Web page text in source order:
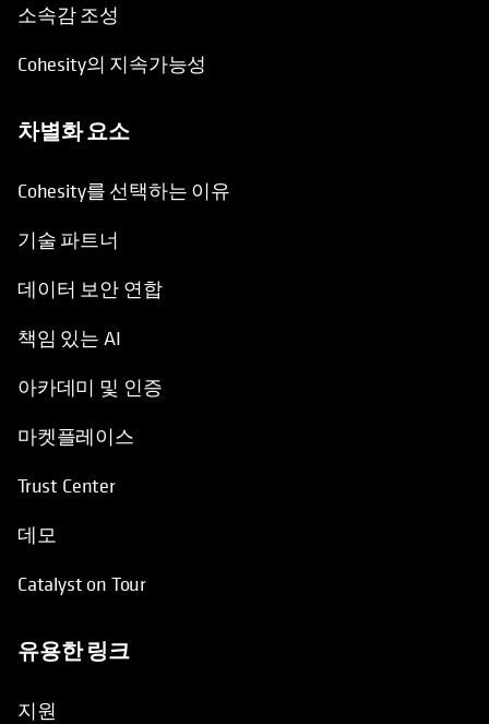
소속감 조성
Cohesity의 지속가능성
차별화 요소
Cohesity를 선택하는 이유
기술 파트너
데이터 보안 연합
책임 있는 AI
아카데미 및 인증
마켓플레이스
Trust Center
데모
Catalyst on Tour
유용한 링크
지원
opens in a new tab